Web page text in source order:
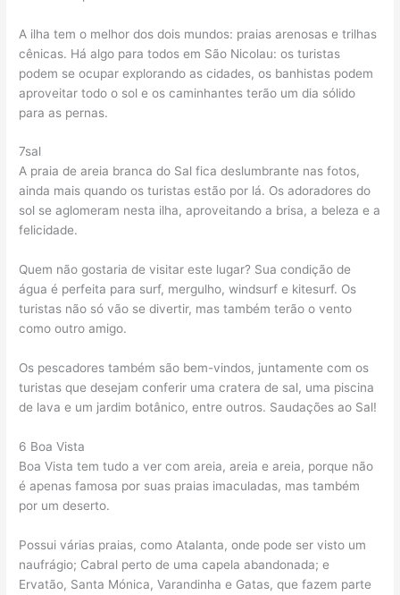
A ilha tem o melhor dos dois mundos: praias arenosas e trilhas
cênicas. Há algo para todos em São Nicolau: os turistas
podem se ocupar explorando as cidades, os banhistas podem
aproveitar todo o sol e os caminhantes terão um dia sólido
para as pernas.
7sal
A praia de areia branca do Sal fica deslumbrante nas fotos,
ainda mais quando os turistas estão por lá. Os adoradores do
sol se aglomeram nesta ilha, aproveitando a brisa, a beleza e a
felicidade.
Quem não gostaria de visitar este lugar? Sua condição de
água é perfeita para surf, mergulho, windsurf e kitesurf. Os
turistas não só vão se divertir, mas também terão o vento
como outro amigo.
Os pescadores também são bem-vindos, juntamente com os
turistas que desejam conferir uma cratera de sal, uma piscina
de lava e um jardim botânico, entre outros. Saudações ao Sal!
6 Boa Vista
Boa Vista tem tudo a ver com areia, areia e areia, porque não
é apenas famosa por suas praias imaculadas, mas também
por um deserto.
Possui várias praias, como Atalanta, onde pode ser visto um
naufrágio; Cabral perto de uma capela abandonada; e
Ervatão, Santa Mónica, Varandinha e Gatas, que fazem parte